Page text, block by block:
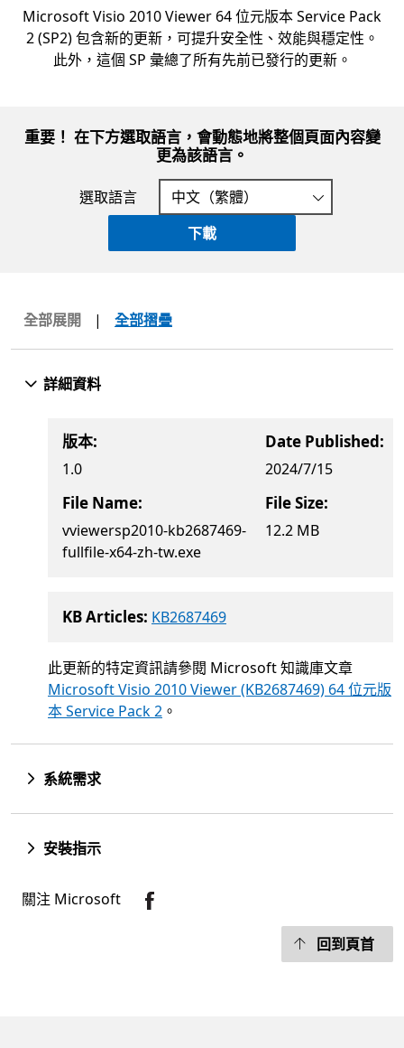
Microsoft Visio 2010 Viewer 64 位元版本 Service Pack
2 (SP2) 包含新的更新，可提升安全性、效能與穩定性。
此外，這個 SP 彙總了所有先前已發行的更新。
重要！ 在下方選取語言，會動態地將整個頁面內容變
更為該語言。
選取語言
下載
全部展開 | 全部摺疊
詳細資料
版本:
1.0
Date Published:
2024/7/15
File Name:
vviewersp2010-kb2687469-
fullfile-x64-zh-tw.exe
File Size:
12.2 MB
KB Articles: KB2687469
此更新的特定資訊請參閱 Microsoft 知識庫文章
Microsoft Visio 2010 Viewer (KB2687469) 64 位元版
本 Service Pack 2 。
系統需求
安裝指示
關注 Microsoft
回到頁首